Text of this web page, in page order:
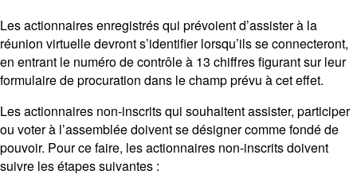
Les actionnaires enregistrés qui prévoient d’assister à la
réunion virtuelle devront s’identifier lorsqu’ils se connecteront,
en entrant le numéro de contrôle à 13 chiffres figurant sur leur
formulaire de procuration dans le champ prévu à cet effet.
Les actionnaires non-inscrits qui souhaitent assister, participer
ou voter à l’assemblée doivent se désigner comme fondé de
pouvoir. Pour ce faire, les actionnaires non-inscrits doivent
suivre les étapes suivantes :